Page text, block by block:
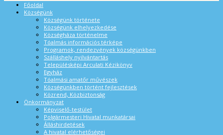
Főoldal
Községünk
Községünk története
Községünk elhelyezkedése
Községháza történelme
Tóalmás információs térképe
Programok, rendezvények községünkben
Szálláshely nyilvántartás
Településképi Arculati Kézikönyv
Egyház
Tóalmási amatőr művészek
Községünkben történt fejlesztések
Közrend, Közbiztonság
Önkormányzat
Képviselő-testület
Polgármesteri Hivatal munkatársai
Álláshirdetések
A hivatal elérhetőségei